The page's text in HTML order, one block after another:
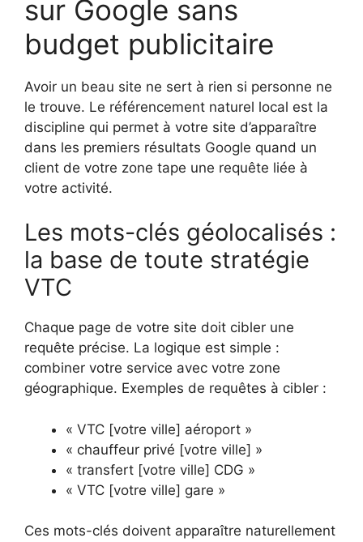
sur Google sans
budget publicitaire
Avoir un beau site ne sert à rien si personne ne
le trouve. Le référencement naturel local est la
discipline qui permet à votre site d’apparaître
dans les premiers résultats Google quand un
client de votre zone tape une requête liée à
votre activité.
Les mots-clés géolocalisés :
la base de toute stratégie
VTC
Chaque page de votre site doit cibler une
requête précise. La logique est simple :
combiner votre service avec votre zone
géographique. Exemples de requêtes à cibler :
« VTC [votre ville] aéroport »
« chauffeur privé [votre ville] »
« transfert [votre ville] CDG »
« VTC [votre ville] gare »
Ces mots-clés doivent apparaître naturellement